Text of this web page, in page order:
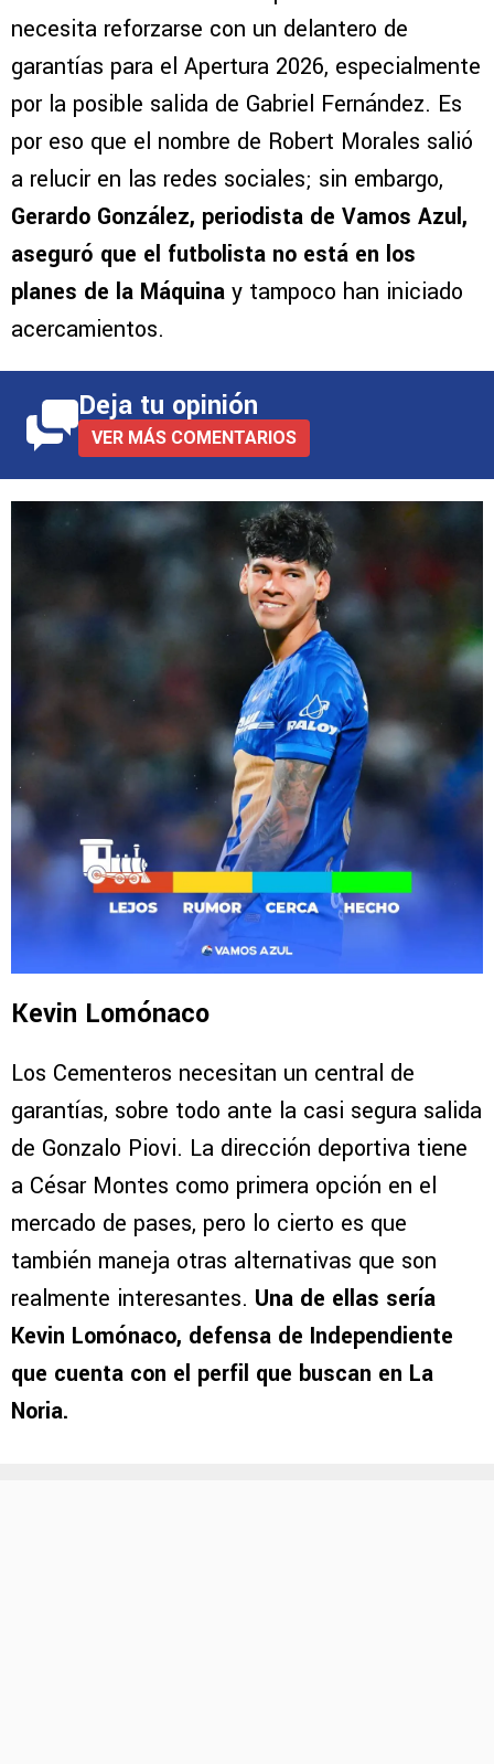
necesita reforzarse con un delantero de
garantías para el Apertura 2026, especialmente
por la posible salida de Gabriel Fernández. Es
por eso que el nombre de Robert Morales salió
a relucir en las redes sociales; sin embargo,
Gerardo González, periodista de Vamos Azul,
aseguró que el futbolista no está en los
planes de la Máquina y tampoco han iniciado
acercamientos.
Deja tu opinión
VER MÁS COMENTARIOS
Kevin Lomónaco
Los Cementeros necesitan un central de
garantías, sobre todo ante la casi segura salida
de Gonzalo Piovi. La dirección deportiva tiene
a César Montes como primera opción en el
mercado de pases, pero lo cierto es que
también maneja otras alternativas que son
realmente interesantes. Una de ellas sería
Kevin Lomónaco, defensa de Independiente
que cuenta con el perfil que buscan en La
Noria.